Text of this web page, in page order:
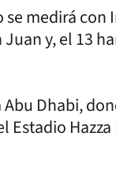
medirá
y, el 13
Dhabi,
Hazza